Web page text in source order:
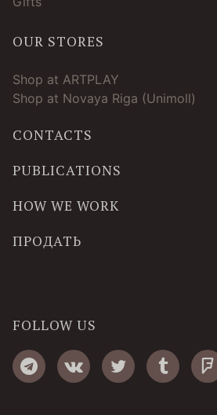
OUR STORES
Shop at ARTPLAY
Shop at Novaya Riga (Unimoll)
CONTACTS
PUBLICATIONS
HOW WE WORK
ПРОДАТЬ
FOLLOW US